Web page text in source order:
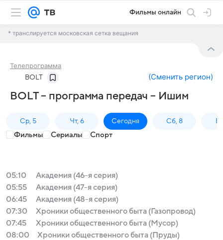
Фильмы онлайн
* транслируется московская сетка вещания
Телепрограмма
BOLT (Сменить регион)
BOLT – программа передач – Ишим
Ср, 5 Чт, 6 Сегодня Сб, 8
Фильмы Сериалы Спорт
05:10
Академия (46-я серия)
05:55
Академия (47-я серия)
06:45
Академия (48-я серия)
07:30
Хроники общественного быта (Газопровод)
07:45
Хроники общественного быта (Мусор)
08:00
Хроники общественного быта (Пруды)